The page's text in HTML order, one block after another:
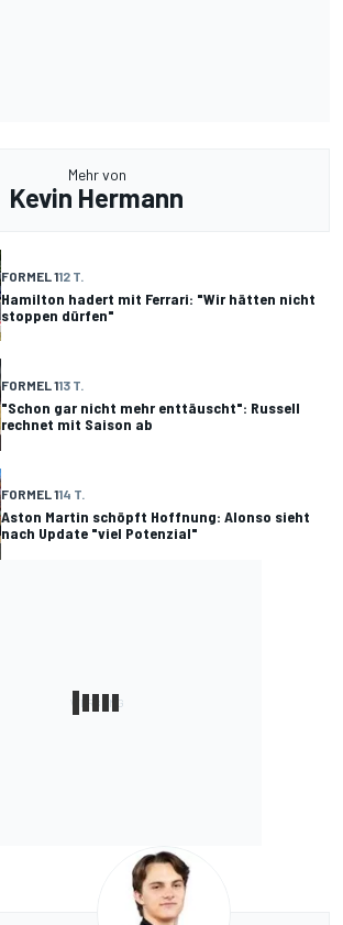
Mehr von
Kevin Hermann
FORMEL 112 T.
Hamilton hadert mit Ferrari: "Wir hätten nicht
stoppen dürfen"
FORMEL 113 T.
"Schon gar nicht mehr enttäuscht": Russell
rechnet mit Saison ab
FORMEL 114 T.
Aston Martin schöpft Hoffnung: Alonso sieht
nach Update "viel Potenzial"